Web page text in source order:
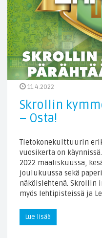
11.4.2022
Skrollin
– Osta!
Tietokonekulttuurin
vuosikerta on
2022 maaliskuussa,
joulukuussa sekä
näköislehtenä. Skrollin
myös lehtipisteissä ja
Lue lisää